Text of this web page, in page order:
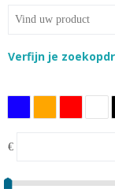
Kerstpakketten
Tastingpakketten
Verfijn je
€